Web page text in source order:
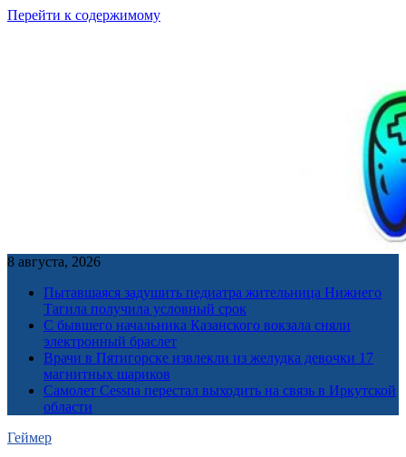
Перейти к содержимому
8 августа, 2026
Пытавшаяся задушить педиатра жительница Нижнего
Тагила получила условный срок
С бывшего начальника Казанского вокзала сняли
электронный браслет
Врачи в Пятигорске извлекли из желудка девочки 17
магнитных шариков
Самолет Cessna перестал выходить на связь в Иркутской
области
Геймер